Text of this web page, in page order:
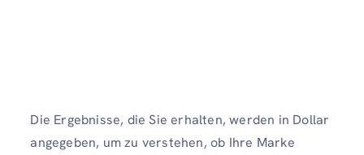
Die Ergebnisse, die Sie erhalten, werden in Dollar
angegeben, um zu verstehen, ob Ihre Marke